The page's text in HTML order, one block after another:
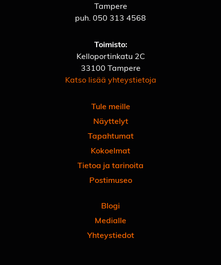
Tampere
puh. 050 313 4568
Toimisto:
Kelloportinkatu 2C
33100 Tampere
Katso lisää yhteystietoja
Tule meille
Näyttelyt
Tapahtumat
Kokoelmat
Tietoa ja tarinoita
Postimuseo
Blogi
Medialle
Yhteystiedot